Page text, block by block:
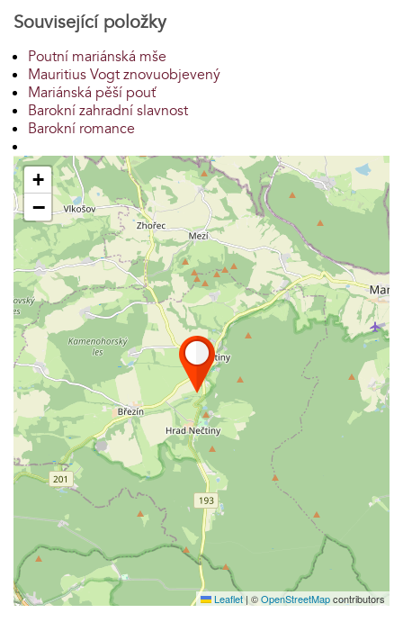
Související položky
Poutní mariánská mše
Mauritius Vogt znovuobjevený
Mariánská pěší pouť
Barokní zahradní slavnost
Barokní romance
+
−
Leaflet | ©OpenStreetMapcontributors